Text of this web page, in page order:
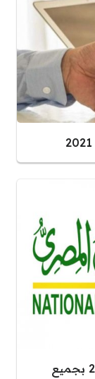
مواعيد عمل البنك الأهلي المصري 2026 بجميع